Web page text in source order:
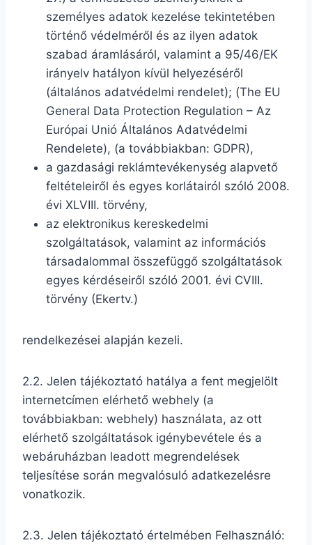
személyes adatok kezelése tekintetében
történő védelméről és az ilyen adatok
szabad áramlásáról, valamint a 95/46/EK
irányelv hatályon kívül helyezéséről
(általános adatvédelmi rendelet); (The EU
General Data Protection Regulation – Az
Európai Unió Általános Adatvédelmi
Rendelete), (a továbbiakban: GDPR),
a gazdasági reklámtevékenység alapvető
feltételeiről és egyes korlátairól szóló 2008.
évi XLVIII. törvény,
az elektronikus kereskedelmi
szolgáltatások, valamint az információs
társadalommal összefüggő szolgáltatások
egyes kérdéseiről szóló 2001. évi CVIII.
törvény (Ekertv.)
rendelkezései alapján kezeli.
2.2. Jelen tájékoztató hatálya a fent megjelölt
internetcímen elérhető webhely (a
továbbiakban: webhely) használata, az ott
elérhető szolgáltatások igénybevétele és a
webáruházban leadott megrendelések
teljesítése során megvalósuló adatkezelésre
vonatkozik.
2.3. Jelen tájékoztató értelmében Felhasználó: